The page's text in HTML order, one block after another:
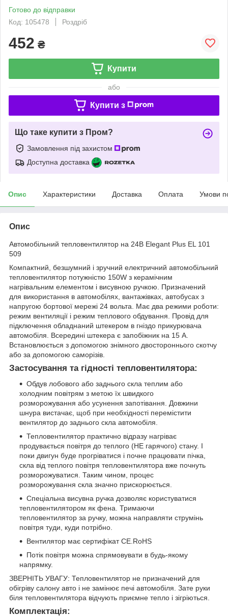
Готово до відправки
Код: 105478
Роздріб
452 ₴
Купити
або
Купити з
Що таке купити з Пром?
Замовлення під захистом
Доступна доставка
Опис Характеристики Доставка Оплата Умови
Опис
Автомобільний тепловентилятор на 24В Elegant Plus EL 101
509
Компактний, безшумний і зручний електричний автомобільний
тепловентилятор потужністю 150W з керамічним
нагрівальним елементом і висувною ручкою. Призначений
для використання в автомобілях, вантажівках, автобусах з
напругою бортової мережі 24 вольта. Має два режими роботи:
режим вентиляції і режим теплового обдування. Провід для
підключення обладнаний штекером в гніздо прикурювача
автомобіля. Всередині штекера є запобіжник на 15 А.
Встановлюється з допомогою знімного двостороннього скотчу
або за допомогою саморізів.
Застосування та гідності тепловентилятора:
Обдув лобового або заднього скла теплим або
холодним повітрям з метою їх швидкого
розморожування або усунення запотівання. Довжини
шнура вистачає, щоб при необхідності перемістити
вентилятор до заднього скла автомобіля.
Тепловентилятор практично відразу нагріває
продувається повітря до теплого (НЕ гарячого) стану. І
поки двигун буде прогріватися і почне працювати пічка,
скла від теплого повітря тепловентилятора вже почнуть
розморожуватися. Таким чином, процес
розморожування скла значно прискорюється.
Спеціальна висувна ручка дозволяє користуватися
тепловентилятором як фена. Тримаючи
тепловентилятор за ручку, можна направляти струмінь
повітря туди, куди потрібно.
Вентилятор має сертифікат CE.RoHS
Потік повітря можна спрямовувати в будь-якому
напрямку.
ЗВЕРНІТЬ УВАГУ: Тепловентилятор не призначений для
обігріву салону авто і не замінює печі автомобіля. Зате руки
біля тепловентилятора відчують приємне тепло і зігріються.
Комплектація: